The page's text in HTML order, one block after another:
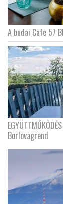
A budai Cafe 57
Borlovagrend